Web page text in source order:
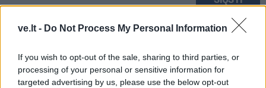
ve.lt - Do Not Process My Personal Information
If you wish to opt-out of the sale, sharing to third parties, or
processing of your personal or sensitive information for
targeted advertising by us, please use the below opt-out